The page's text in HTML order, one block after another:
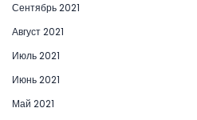
Сентябрь 2021
Август 2021
Июль 2021
Июнь 2021
Май 2021